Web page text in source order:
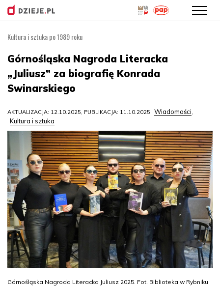
treści
Kultura i sztuka po 1989 roku
Górnośląska Nagroda Literacka
„Juliusz” za biografię Konrada
Swinarskiego
AKTUALIZACJA: 12.10.2025, PUBLIKACJA: 11.10.2025 Wiadomości,
Kultura i sztuka
Górnośląska Nagroda Literacka Juliusz 2025. Fot. Biblioteka w Rybniku